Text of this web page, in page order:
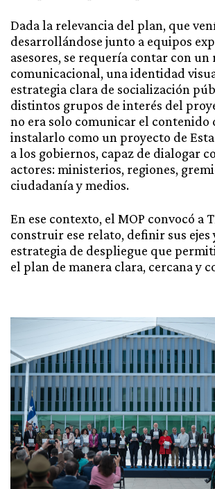
Dada la relevancia del plan, que
desarrollándose junto a equipos
asesores, se requería contar con un
comunicacional, una identidad
estrategia clara de socialización
distintos grupos de interés del
no era solo comunicar el contenido
instalarlo como un proyecto de
a los gobiernos, capaz de dialogar
actores: ministerios, regiones,
ciudadanía y medios.
En ese contexto, el MOP convocó a
construir ese relato, definir sus ejes
estrategia de despliegue que
el plan de manera clara, cercana y